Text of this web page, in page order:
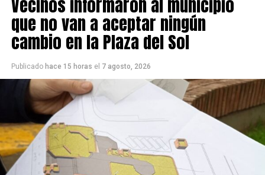
Según explicó, “todavía no hay fármacos específicos
para este receptor. Por eso lo estamos estudiando: hay
evidencias claras de que activarlo o potenciarlo
tan compleja. Por ejemplo, todo lo relacionado con
procesos de memoria y cognición se ve favorecido
cuando el receptor se activa”, remarcó.
“Esto es ciencia básica, pero es conocimiento
fundamental para que, más adelante, pueda traducirse
en el desarrollo de fármacos utilizables”.
Vecinos informaron al municipio
que no van a aceptar ningún
cambio en la Plaza del Sol
Publicado hace 15 horas el 7 agosto, 2026